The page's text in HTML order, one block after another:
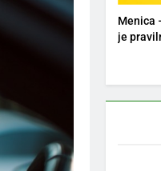
Menica
je